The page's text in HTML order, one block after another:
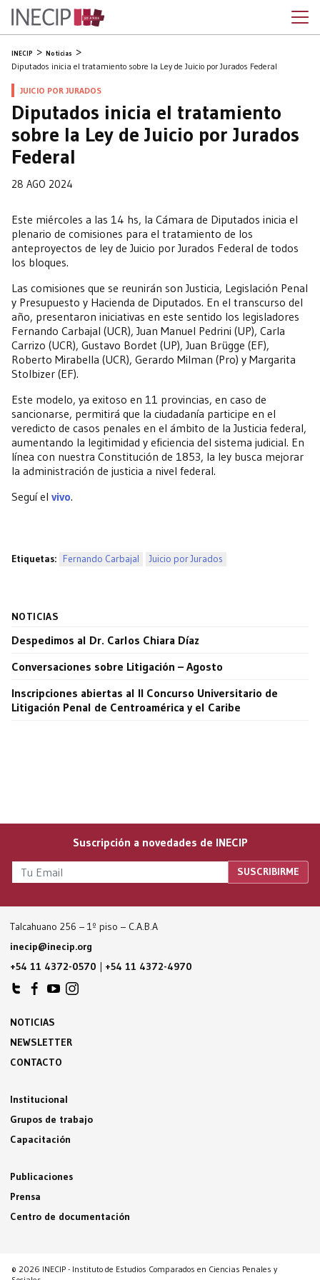
INECIP Noticias
Diputados inicia el tratamiento sobre la Ley de Juicio por Jurados Federal
JUICIO POR JURADOS
Diputados inicia el tratamiento
sobre la Ley de Juicio por Jurados
Federal
28 AGO 2024
Este miércoles a las 14 hs, la Cámara de Diputados inicia el
plenario de comisiones para el tratamiento de los
anteproyectos de ley de Juicio por Jurados Federal de todos
los bloques.
Las comisiones que se reunirán son Justicia, Legislación Penal
y Presupuesto y Hacienda de Diputados. En el transcurso del
año, presentaron iniciativas en este sentido los legisladores
Fernando Carbajal (UCR), Juan Manuel Pedrini (UP), Carla
Carrizo (UCR), Gustavo Bordet (UP), Juan Brügge (EF),
Roberto Mirabella (UCR), Gerardo Milman (Pro) y Margarita
Stolbizer (EF).
Este modelo, ya exitoso en 11 provincias, en caso de
sancionarse, permitirá que la ciudadanía participe en el
veredicto de casos penales en el ámbito de la Justicia federal,
aumentando la legitimidad y eficiencia del sistema judicial. En
línea con nuestra Constitución de 1853, la ley busca mejorar
la administración de justicia a nivel federal.
Seguí el vivo.
Etiquetas: Fernando Carbajal Juicio por Jurados
NOTICIAS
Despedimos al Dr. Carlos Chiara Díaz
Conversaciones sobre Litigación – Agosto
Inscripciones abiertas al II Concurso Universitario de
Litigación Penal de Centroamérica y el Caribe
Suscripción a novedades de INECIP
Talcahuano 256 – 1º piso – C.A.B.A
inecip@inecip.org
+54 11 4372-0570 | +54 11 4372-4970
NOTICIAS
NEWSLETTER
CONTACTO
Institucional
Grupos de trabajo
Capacitación
Publicaciones
Prensa
Centro de documentación
© 2026 INECIP - Instituto de Estudios Comparados en Ciencias Penales y